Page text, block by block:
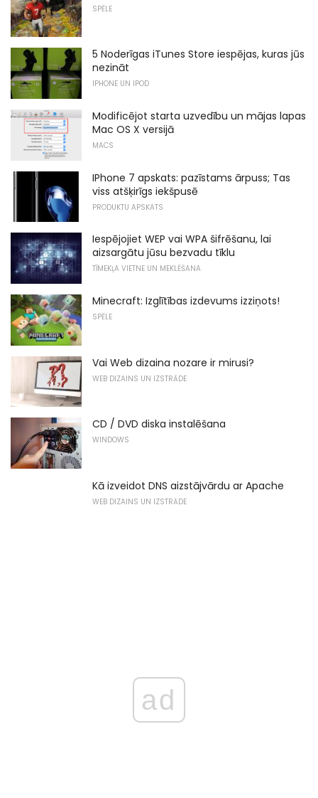
SPĒLE
5 Noderīgas iTunes Store iespējas, kuras jūs
nezināt
IPHONE UN IPOD
Modificējot starta uzvedību un mājas lapas
Mac OS X versijā
MACS
IPhone 7 apskats: pazīstams ārpuss; Tas
viss atšķirīgs iekšpusē
PRODUKTU APSKATS
Iespējojiet WEP vai WPA šifrēšanu, lai
aizsargātu jūsu bezvadu tīklu
TĪMEKĻA VIETNE UN MEKLĒŠANA
Minecraft: Izglītības izdevums izziņots!
SPĒLE
Vai Web dizaina nozare ir mirusi?
WEB DIZAINS UN IZSTRĀDE
CD / DVD diska instalēšana
WINDOWS
Kā izveidot DNS aizstājvārdu ar Apache
WEB DIZAINS UN IZSTRĀDE
ad